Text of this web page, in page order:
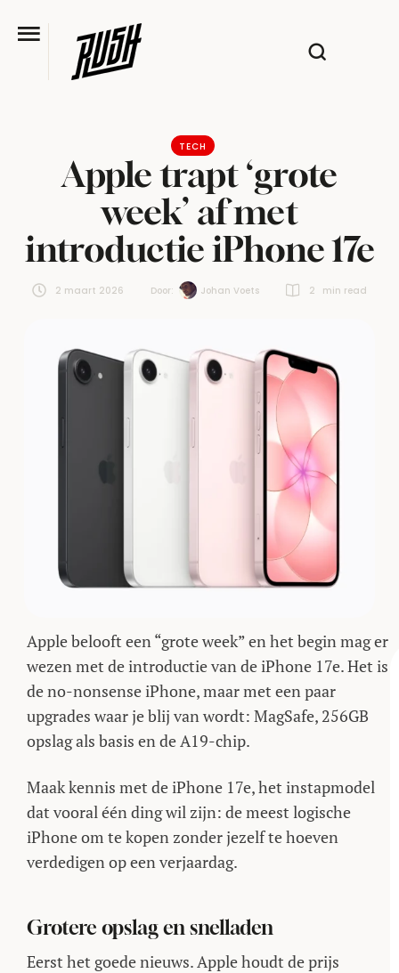
TECH
Apple trapt ‘grote
week’ af met
introductie iPhone 17e
2 maart 2026 Door: Johan Voets 2 min read
Apple belooft een “grote week” en het begin mag er
wezen met de introductie van de iPhone 17e. Het is
de no-nonsense iPhone, maar met een paar
upgrades waar je blij van wordt: MagSafe, 256GB
opslag als basis en de A19-chip.
Maak kennis met de iPhone 17e, het instapmodel
dat vooral één ding wil zijn: de meest logische
iPhone om te kopen zonder jezelf te hoeven
verdedigen op een verjaardag.
Grotere opslag en snelladen
Eerst het goede nieuws. Apple houdt de prijs